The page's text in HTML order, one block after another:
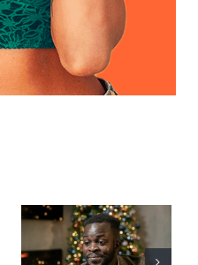
Come
nascondere i